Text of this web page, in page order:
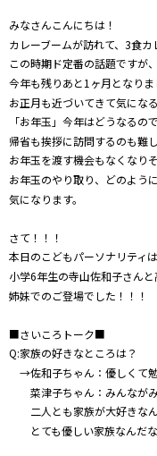
キッズ
Well-
ショッ
会社概要・ビジ
お問い合わせ
みなさんこんにちは！
カレーブームが訪れて、3食カ
この時期ド定番の話題ですが、
今年も残りあと1ヶ月となりま
お正月も近づいてきて気になる
「お年玉」今年はどうなるの
帰省も挨拶に訪問するのも難し
お年玉を渡す機会もなくなり
お年玉のやり取り、どのよう
気になります。
さて！！！
本日のこどもパーソナリティは
小学6年生の寺山佐和子さん
姉妹でのご登場でした！！！
■さいころトーク■
Q:家族の好きなところは？
→佐和子ちゃん：優しくて
菜津子ちゃん：みんながみ
二人とも家族が大好きなん
とても優しい家族なんだな